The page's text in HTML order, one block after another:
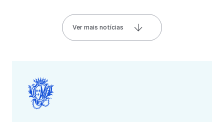
Ver mais notícias